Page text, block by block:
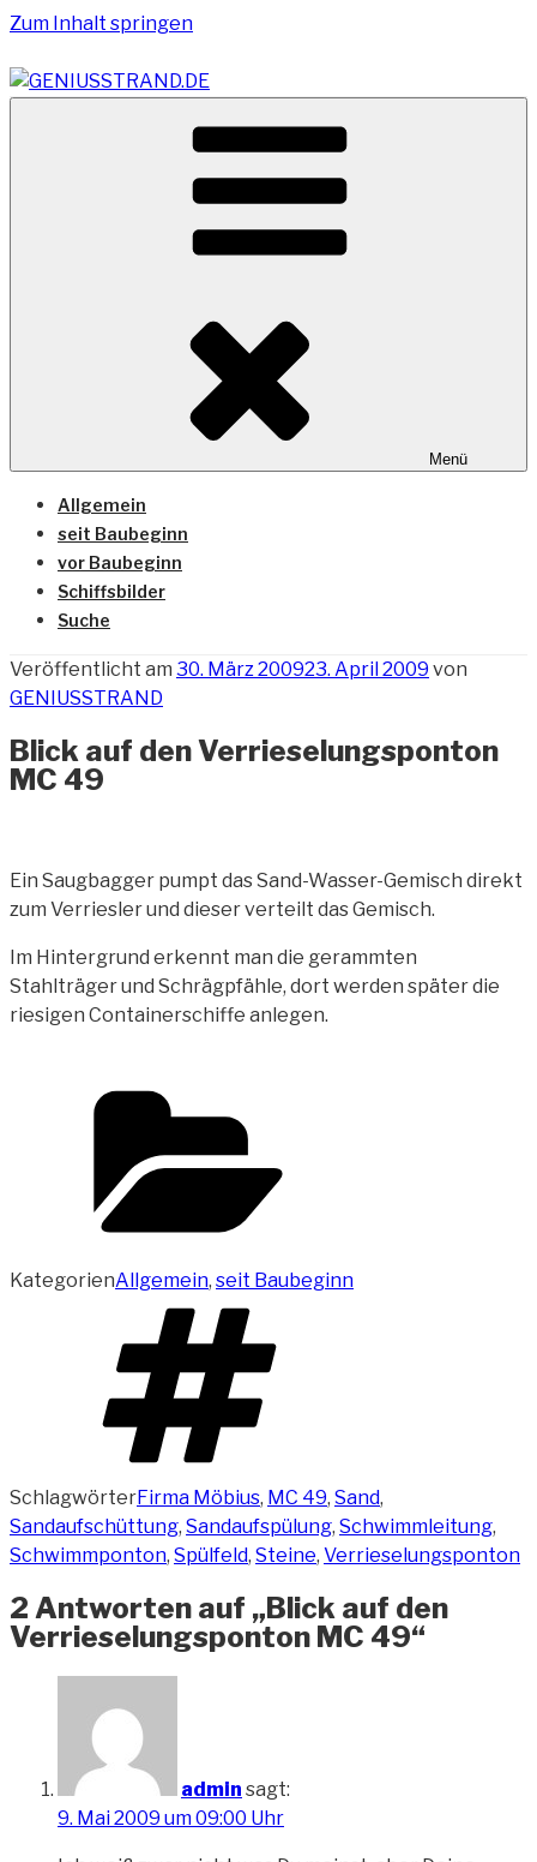
Zum Inhalt springen
GENIUSSTRAND.DE
Vom Geniusstrand zum JadeWeserPort/Container
Terminal Wilhelmshaven
Menü
Allgemein
seit Baubeginn
vor Baubeginn
Schiffsbilder
Suche
Veröffentlicht am 30. März 200923. April 2009 von
GENIUSSTRAND
Blick auf den Verrieselungsponton
MC 49
Ein Saugbagger pumpt das Sand-Wasser-Gemisch direkt
zum Verriesler und dieserverteilt das Gemisch.
Im Hintergrund erkennt man die gerammten
Stahlträger und Schrägpfähle, dort werden später die
riesigen Containerschiffe anlegen.
KategorienAllgemein, seit Baubeginn
SchlagwörterFirma Möbius, MC 49, Sand,
Sandaufschüttung, Sandaufspülung, Schwimmleitung,
Schwimmponton, Spülfeld, Steine, Verrieselungsponton
2 Antworten auf „Blick auf den
Verrieselungsponton MC 49“
admin sagt:
9. Mai 2009 um 09:00 Uhr